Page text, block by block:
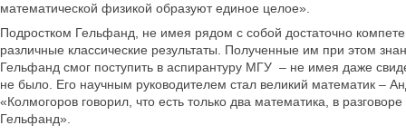
математической физикой образуют единое целое».
Подростком Гельфанд, не имея рядом с собой достаточно
различные классические результаты. Полученные им при этом
Гельфанд смог поступить в аспирантуру МГУ – не имея даже
не было. Его научным руководителем стал великий математик –
«Колмогоров говорил, что есть только два математика, в
Гельфанд».